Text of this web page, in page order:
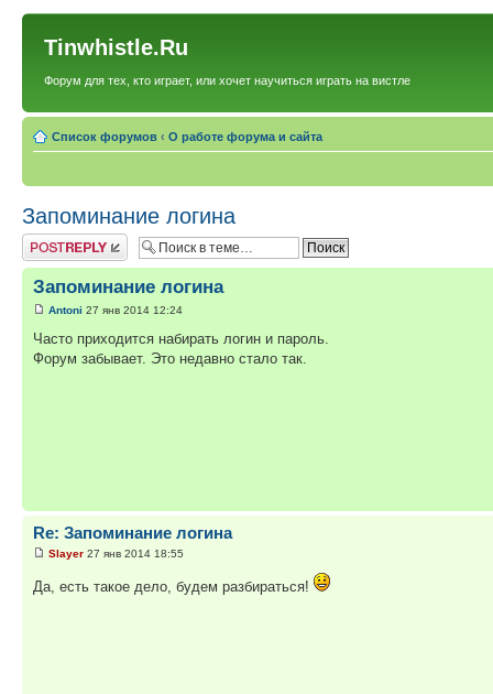
Tinwhistle.Ru
Форум для тех, кто играет, или хочет научиться играть на вистле
Список форумов ‹ О работе форума и сайта
Запоминание логина
Ответить
Запоминание логина
Antoni 27 янв 2014 12:24
Часто приходится набирать логин и пароль.
Форум забывает. Это недавно стало так.
Re: Запоминание логина
Slayer 27 янв 2014 18:55
Да, есть такое дело, будем разбираться!